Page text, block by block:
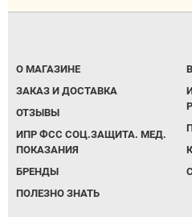
О МАГАЗИНЕ
ЗАКАЗ И ДОСТАВКА
ОТЗЫВЫ
ИПР ФСС СОЦ.ЗАЩИТА. МЕД.
ПОКАЗАНИЯ
БРЕНДЫ
ПОЛЕЗНО ЗНАТЬ